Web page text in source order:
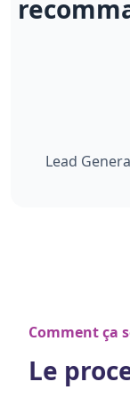
Lead
Comment ça
Le